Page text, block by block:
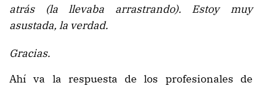
atrás (la llevaba arrastrando). Estoy muy
asustada, la verdad.
Gracias.
Ahí va la respuesta de los profesionales de